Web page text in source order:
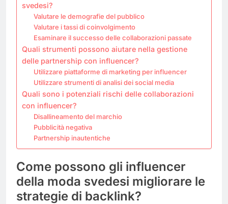
svedesi?
Valutare le demografie del pubblico
Valutare i tassi di coinvolgimento
Esaminare il successo delle collaborazioni passate
Quali strumenti possono aiutare nella gestione
delle partnership con influencer?
Utilizzare piattaforme di marketing per influencer
Utilizzare strumenti di analisi dei social media
Quali sono i potenziali rischi delle collaborazioni
con influencer?
Disallineamento del marchio
Pubblicità negativa
Partnership inautentiche
Come possono gli influencer
della moda svedesi migliorare le
strategie di backlink?